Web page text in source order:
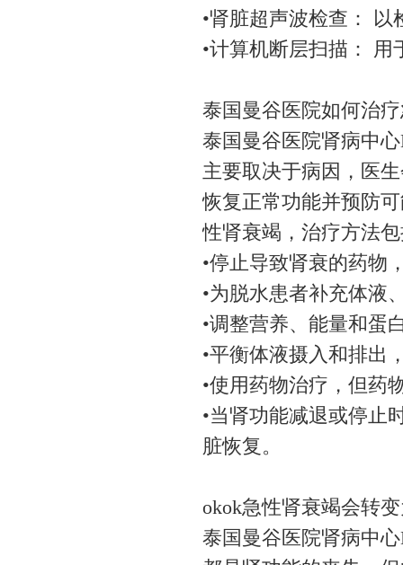
•肾脏超声波检查：
•计算机断层扫描：
泰国曼谷医院如何治
泰国曼谷医院肾病中
主要取决于病因，医
恢复正常功能并预防
性肾衰竭，治疗方法
•停止导致肾衰的药物
•为脱水患者补充体液
•调整营养、能量和蛋
•平衡体液摄入和排出
•使用药物治疗，但药
•当肾功能减退或停止
脏恢复。
okok急性肾衰竭会转
泰国曼谷医院肾病中